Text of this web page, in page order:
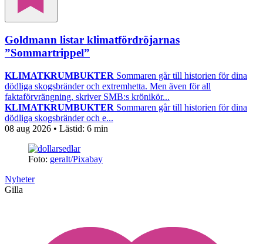
Goldmann listar klimatfördröjarnas
”Sommartrippel”
KLIMATKRUMBUKTER Sommaren går till historien för dina
dödliga skogsbränder och extremhetta. Men även för all
faktaförvrängning, skriver SMB:s krönikör...
KLIMATKRUMBUKTER Sommaren går till historien för dina
dödliga skogsbränder och e...
08 aug 2026 • Lästid: 6 min
Foto: geralt/Pixabay
Nyheter
Gilla